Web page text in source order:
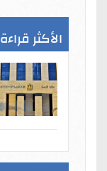
الأكثر قراءة